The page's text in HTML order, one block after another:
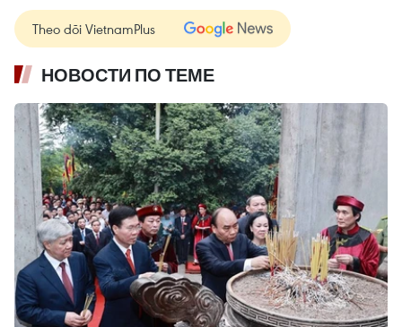
Theo dõi VietnamPlus
НОВОСТИ ПО ТЕМЕ